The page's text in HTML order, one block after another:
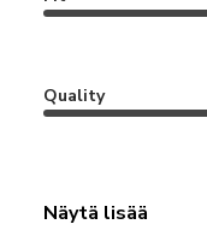
Quality
Näytä lisää